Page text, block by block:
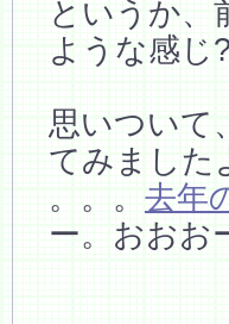
というか、
ような感じ?
思いついて
てみました
。。。 去年
ー。おおお